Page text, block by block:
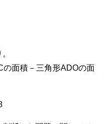
の面積－三角形ADOの面